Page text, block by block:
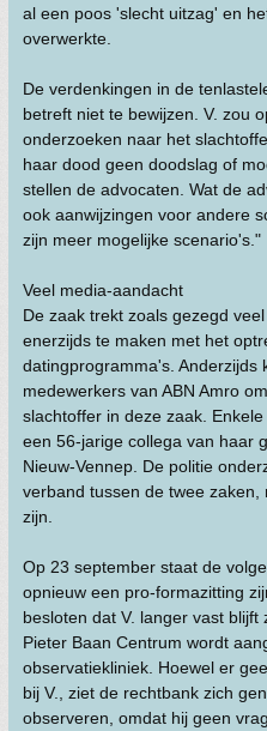
al een poos 'slecht uitzag' en
overwerkte.
De verdenkingen in de
betreft niet te bewijzen. V. zou
onderzoeken naar het
haar dood geen doodslag of
stellen de advocaten. Wat de
ook aanwijzingen voor andere
zijn meer mogelijke scenario's."
Veel media-aandacht
De zaak trekt zoals gezegd
enerzijds te maken met het
datingprogramma's. Anderzijds
medewerkers van ABN Amro
slachtoffer in deze zaak.
een 56-jarige collega van haar
Nieuw-Vennep. De politie
verband tussen de twee
zijn.
Op 23 september staat de
opnieuw een pro-formazitting
besloten dat V. langer vast
Pieter Baan Centrum wordt
observatiekliniek. Hoewel er
bij V., ziet de rechtbank zich
observeren, omdat hij geen